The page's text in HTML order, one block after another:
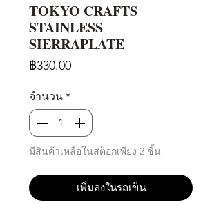
TOKYO CRAFTS
STAINLESS
SIERRAPLATE
฿330.00ราคา
จำนวน *
มีสินค้าเหลือในสต็อกเพียง 2 ชิ้น
เพิ่มลงในรถเข็น